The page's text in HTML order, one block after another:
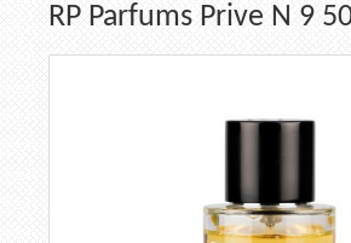
RP Parfums Prive N 9